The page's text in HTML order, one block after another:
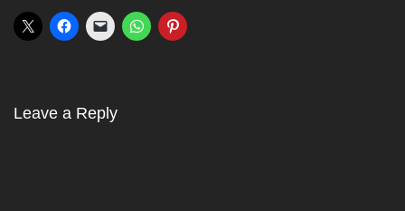
Leave a Reply